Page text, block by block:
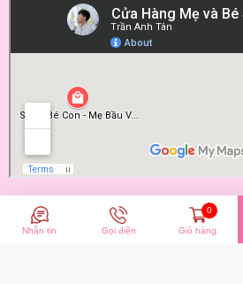
© Bản quyền thuộc về BECONMALL |
So sánh
Nhắn tin Gọi điện
0
Giỏ hàng